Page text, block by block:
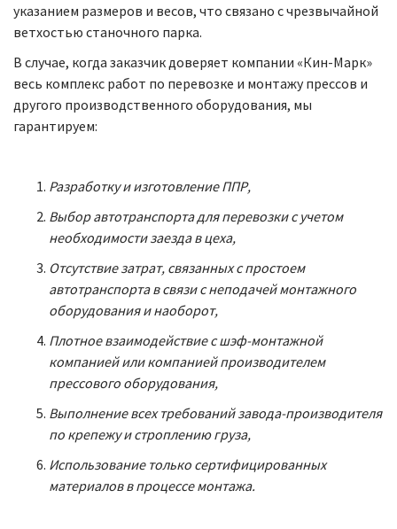
указанием размеров и весов, что связано с чрезвычайной
ветхостью станочного парка.
В случае, когда заказчик доверяет компании «Кин-Марк»
весь комплекс работ по перевозке и монтажу прессов и
другого производственного оборудования, мы
гарантируем:
Разработку и изготовление ППР,
Выбор автотранспорта для перевозки с учетом
необходимости заезда в цеха,
Отсутствие затрат, связанных с простоем
автотранспорта в связи с неподачей монтажного
оборудования и наоборот,
Плотное взаимодействие с шэф-монтажной
компанией или компанией производителем
прессового оборудования,
Выполнение всех требований завода-производителя
по крепежу и строплению груза,
Использование только сертифицированных
материалов в процессе монтажа.